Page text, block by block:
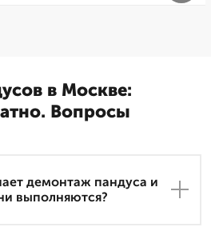
в Москве:
Вопросы
демонтаж пандуса и
выполняются?